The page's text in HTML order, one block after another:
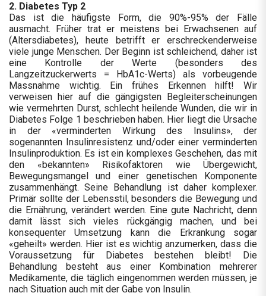
2. Diabetes Typ 2
Das ist die häufigste Form, die 90%-95% der Fälle
ausmacht. Früher trat er meistens bei Erwachsenen auf
(Altersdiabetes), heute betrifft er erschreckenderweise
viele junge Menschen. Der Beginn ist schleichend, daher ist
eine Kontrolle der Werte (besonders des
Langzeitzuckerwerts = HbA1c-Werts) als vorbeugende
Massnahme wichtig. Ein frühes Erkennen hilft! Wir
verweisen hier auf die gängigsten Begleiterscheinungen
wie vermehrten Durst, schlecht heilende Wunden, die wir in
Diabetes Folge 1 beschrieben haben. Hier liegt die Ursache
in der «verminderten Wirkung des Insulins», der
sogenannten Insulinresistenz und/oder einer verminderten
Insulinproduktion. Es ist ein komplexes Geschehen, das mit
den «bekannten» Risikofaktoren wie Übergewicht,
Bewegungsmangel und einer genetischen Komponente
zusammenhängt. Seine Behandlung ist daher komplexer.
Primär sollte der Lebensstil, besonders die Bewegung und
die Ernährung, verändert werden. Eine gute Nachricht, denn
damit lässt sich vieles rückgängig machen, und bei
konsequenter Umsetzung kann die Erkrankung sogar
«geheilt» werden. Hier ist es wichtig anzumerken, dass die
Voraussetzung für Diabetes bestehen bleibt! Die
Behandlung besteht aus einer Kombination mehrerer
Medikamente, die täglich eingenommen werden müssen, je
nach Situation auch mit der Gabe von Insulin.